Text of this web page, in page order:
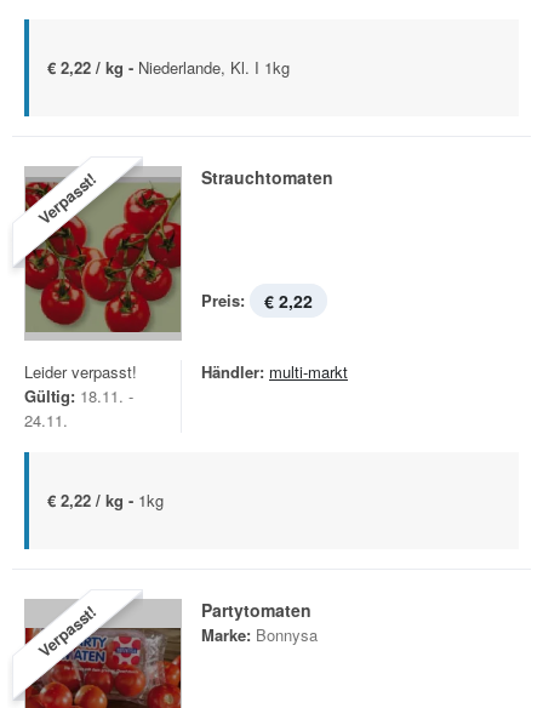
€ 2,22 / kg - Niederlande, Kl. I 1kg
Verpasst! Strauchtomaten
Preis: € 2,22
Leider verpasst!
Gültig: 18.11. -
24.11.
Händler: multi-markt
€ 2,22 / kg - 1kg
Verpasst! Partytomaten
Marke: Bonnysa